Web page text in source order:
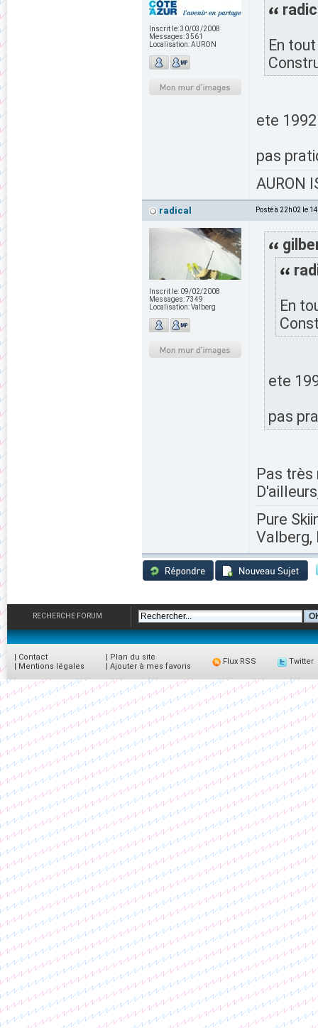
Inscrit le:30/03/2008
Messages:3561
Localisation:AURON
En
ete 1992
pas
AURON
radical Posté à 22h02 le
Inscrit le: 09/02/2008
Messages:7349
Localisation:Valberg
En
ete
pas
Pas très
Pure
Valberg,
RECHERCHE FORUM
| Contact
| Mentions légales
| Plan du site
| Ajouter à mes favoris
Flux RSS Twitter